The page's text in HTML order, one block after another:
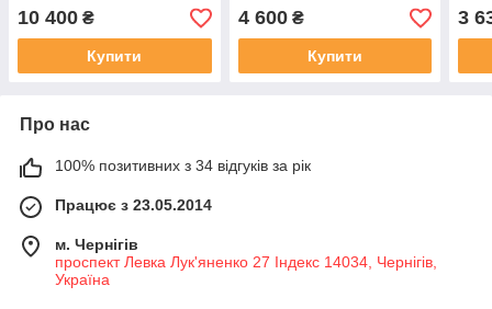
10 400 ₴
Купити
4 600₴
Купити
3
Про нас
100% позитивних з 34 відгуків за рік
Працює з 23.05.2014
м. Чернігів
проспект Левка Лук'яненко 27 Індекс 14034, Чернігів,
Україна